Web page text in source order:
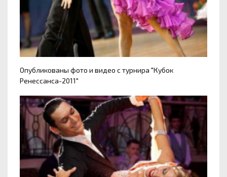
Опубликованы фото и видео с турнира "Кубок
Ренессанса-2011"